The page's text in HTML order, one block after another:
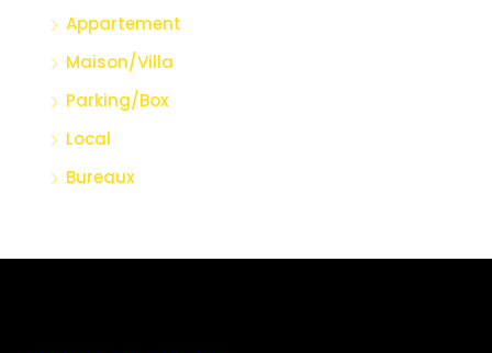
Appartement
Maison/Villa
Parking/Box
Local
Bureaux